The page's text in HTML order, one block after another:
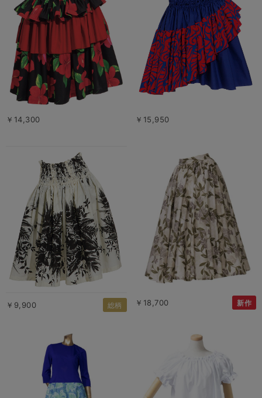
￥14,300 ￥15,950
￥9,900 総柄 ￥18,700 新作